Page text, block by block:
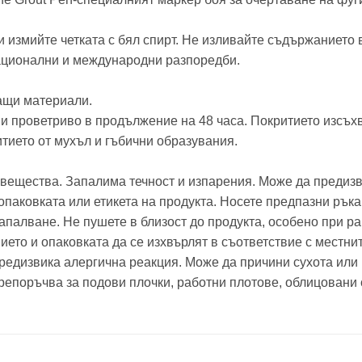
четката с бял спирт. Не изливайте
и международни разпоредби.
материали.
в продължение на 48 часа. Покритието
от мухъл и гъбични образувания.
Запалима течност и изпарения. Може да
или етикета на продукта. Носете предпазни
Не пушете в близост до продукта, особено при
и опаковката да се изхвърлят в съответствие с
алергична реакция. Може да причини сухота
за подови плочки, работни плотове,